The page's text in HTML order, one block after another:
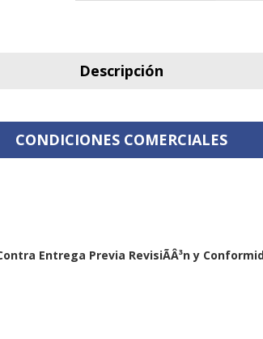
Descripción
CONDICIONES COMERCIALES
Entrega Previa RevisiÃÂ³n y